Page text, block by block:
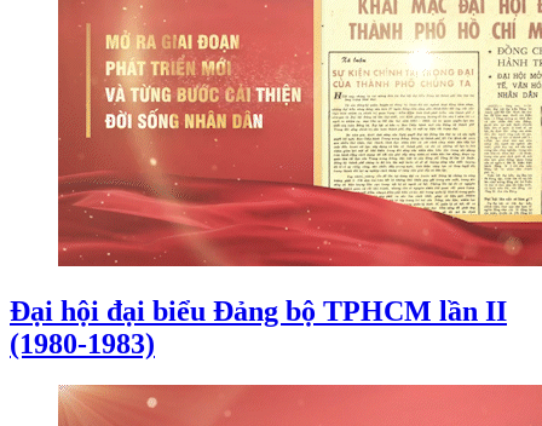
Đại hội đại biểu Đảng bộ TPHCM lần II
(1980-1983)